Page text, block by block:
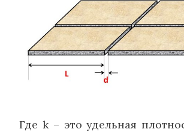
Где k – это удельная